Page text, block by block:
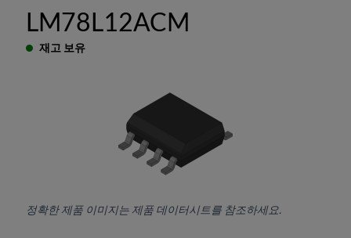
LM78L12ACM
재고 보유
정확한 제품 이미지는 제품 데이터시트를 참조하세요.